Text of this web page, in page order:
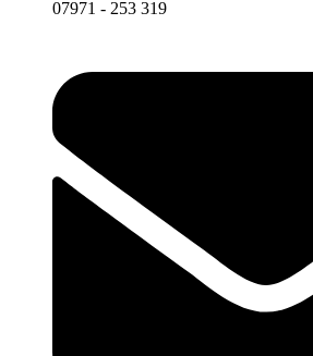
07971 - 253 319